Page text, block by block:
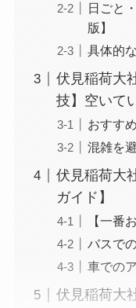
日ごと
版】
具体的
伏見稲荷大
技】空いて
おすす
混雑を
伏見稲荷大
ガイド】
【一番
バスで
車での
伏見稲荷大